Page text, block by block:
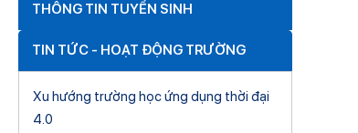
THÔNG TIN TUYỂN SINH
TIN TỨC - HOẠT ĐỘNG TRƯỜNG
Xu hướng trường học ứng dụng thời đại
4.0